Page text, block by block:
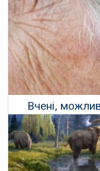
Вчені,